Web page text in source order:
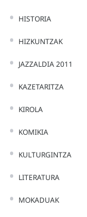
HISTORIA
HIZKUNTZAK
JAZZALDIA 2011
KAZETARITZA
KIROLA
KOMIKIA
KULTURGINTZA
LITERATURA
MOKADUAK